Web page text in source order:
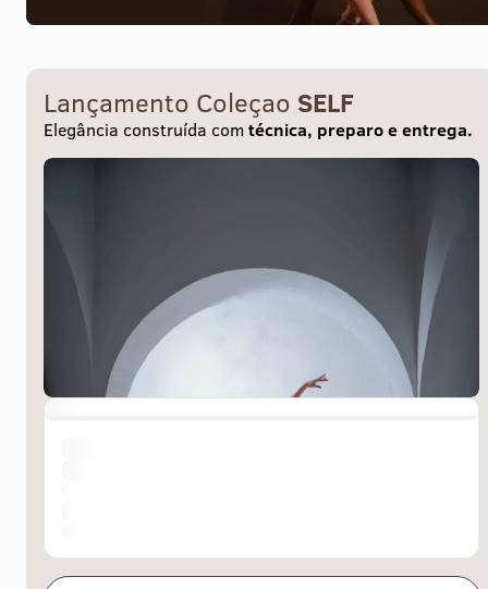
Lançamento Coleçao SELF
Elegância construída comtécnica, preparo e entrega.